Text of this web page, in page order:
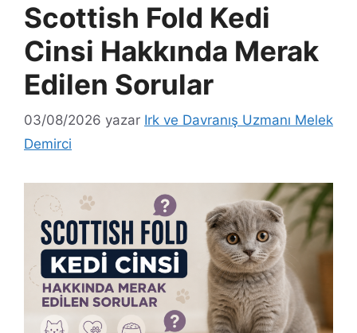
Scottish Fold Kedi
Cinsi Hakkında Merak
Edilen Sorular
03/08/2026 yazar Irk ve Davranış Uzmanı Melek
Demirci